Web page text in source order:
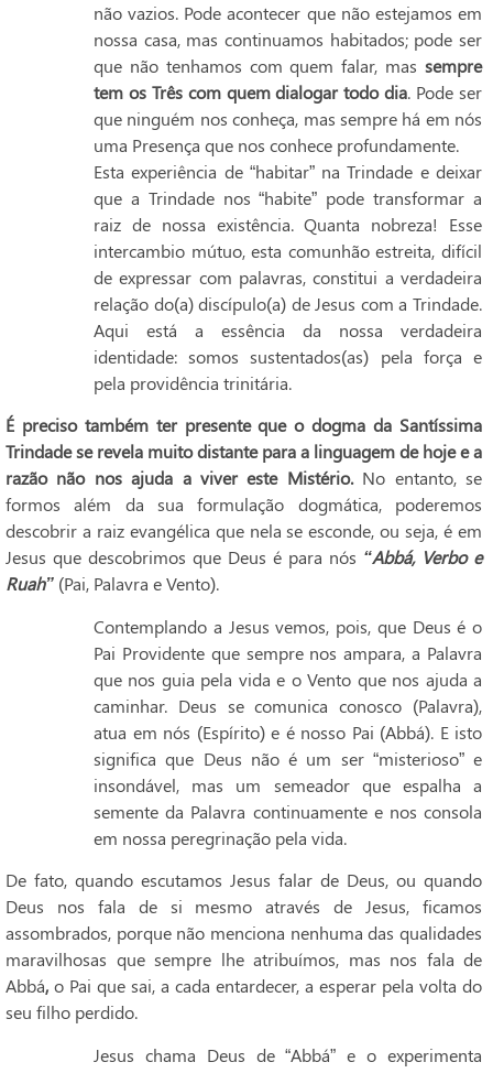
não vazios. Pode acontecer que não estejamos em
nossa casa, mas continuamos habitados; pode ser
que não tenhamos com quem falar, mas sempre
tem os Três com quem dialogar todo dia. Pode ser
que ninguém nos conheça, mas sempre há em nós
uma Presença que nos conhece profundamente.
Esta experiência de “habitar” na Trindade e deixar
que a Trindade nos “habite” pode transformar a
raiz de nossa existência. Quanta nobreza! Esse
intercambio mútuo, esta comunhão estreita, difícil
de expressar com palavras, constitui a verdadeira
relação do(a) discípulo(a) de Jesus com a Trindade.
Aqui está a essência da nossa verdadeira
identidade: somos sustentados(as) pela força e
pela providência trinitária.
É preciso também ter presente que o dogma da Santíssima
Trindade se revela muito distante para a linguagem de hoje e a
razão não nos ajuda a viver este Mistério.No entanto, se
formos além da sua formulação dogmática, poderemos
descobrir a raiz evangélica que nela se esconde, ou seja, é em
Jesus que descobrimos que Deus é para nós “Abbá, Verbo e
Ruah” (Pai, Palavra e Vento).
Contemplando a Jesus vemos, pois, que Deus é o
Pai Providente que sempre nos ampara, a Palavra
que nos guia pela vida e o Vento que nos ajuda a
caminhar. Deus se comunica conosco (Palavra),
atua em nós (Espírito) e é nosso Pai (Abbá). E isto
significa que Deus não é um ser “misterioso” e
insondável, mas um semeador que espalha a
semente da Palavra continuamente e nos consola
em nossa peregrinação pela vida.
De fato, quando escutamos Jesus falar de Deus, ou quando
Deus nos fala de si mesmo através de Jesus, ficamos
assombrados, porque não menciona nenhuma das qualidades
maravilhosas que sempre lhe atribuímos, mas nos fala de
Abbá, o Pai que sai, a cada entardecer, a esperar pela volta do
seu filho perdido.
Jesus chama Deus de “Abbá” e o experimenta